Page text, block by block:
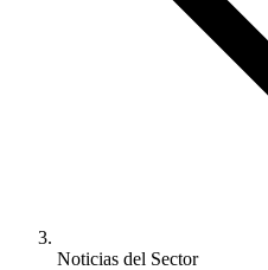
Noticias del Sector